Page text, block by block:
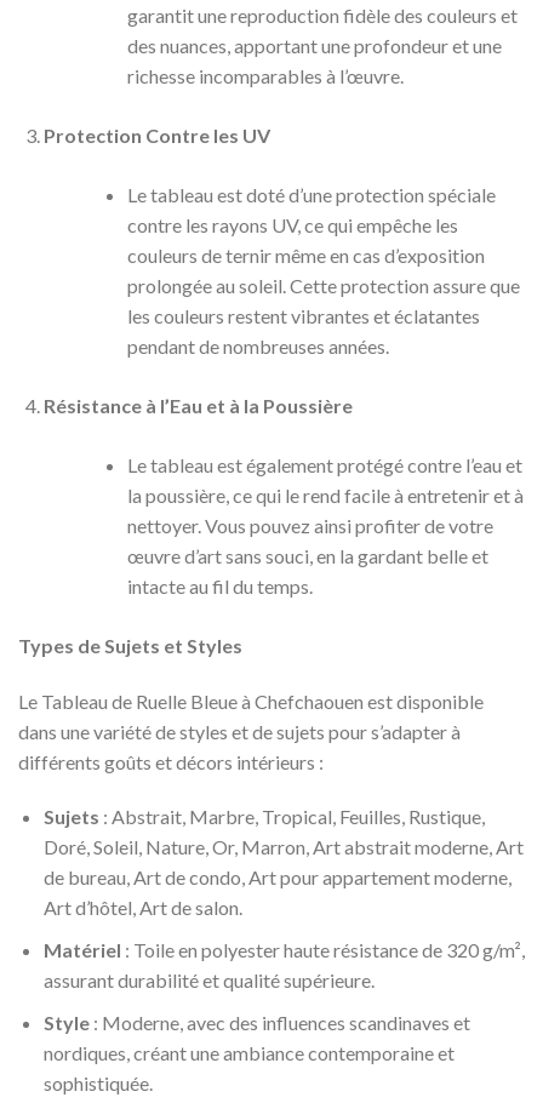
garantit une reproduction fidèle des couleurs et
des nuances, apportant une profondeur et une
richesse incomparables à l’œuvre.
Protection Contre les UV
Le tableau est doté d’une protection spéciale
contre les rayons UV, ce qui empêche les
couleurs de ternir même en cas d’exposition
prolongée au soleil. Cette protection assure que
les couleurs restent vibrantes et éclatantes
pendant de nombreuses années.
Résistance à l’Eau et à la Poussière
Le tableau est également protégé contre l’eau et
la poussière, ce qui le rend facile à entretenir et à
nettoyer. Vous pouvez ainsi profiter de votre
œuvre d’art sans souci, en la gardant belle et
intacte au fil du temps.
Types de Sujets et Styles
Le Tableau de Ruelle Bleue à Chefchaouen est disponible
dans une variété de styles et de sujets pour s’adapter à
différents goûts et décors intérieurs :
Sujets : Abstrait, Marbre, Tropical, Feuilles, Rustique,
Doré, Soleil, Nature, Or, Marron, Art abstrait moderne, Art
de bureau, Art de condo, Art pour appartement moderne,
Art d’hôtel, Art de salon.
Matériel : Toile en polyester haute résistance de 320 g/m²,
assurant durabilité et qualité supérieure.
Style: Moderne, avec des influences scandinaves et
nordiques, créant une ambiance contemporaine et
sophistiquée.